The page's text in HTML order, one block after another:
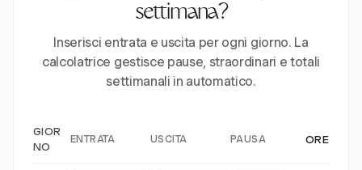
settimana?
Inserisci entrata e uscita per ogni giorno. La
calcolatrice gestisce pause, straordinari e totali
settimanali in automatico.
GIOR
NO
ENTRATA USCITA PAUSA ORE